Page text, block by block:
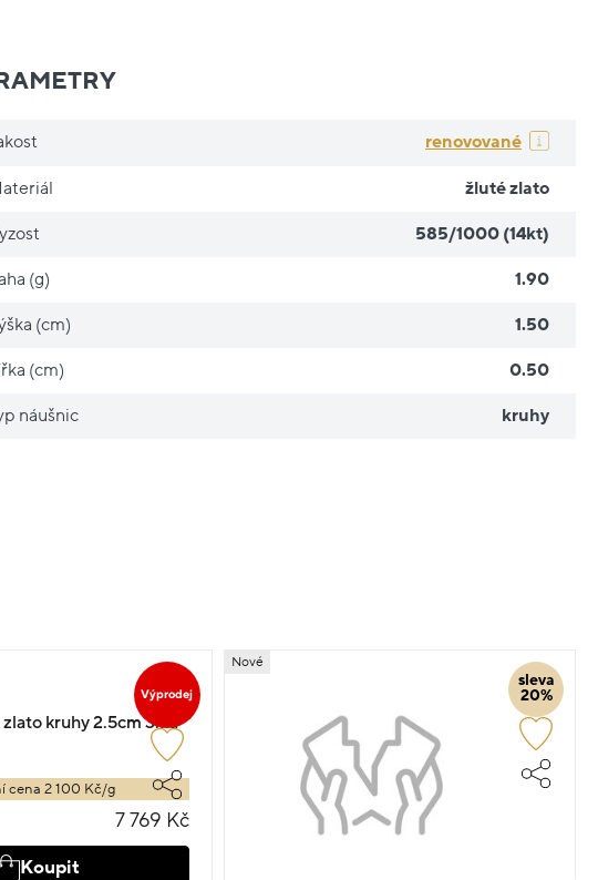
renovované
žluté zlato
585/1000 (14kt)
(g) 1.90
(cm) 1.50
(cm) 0.50
náušnic kruhy
Výprodej
kruhy 2.5cm 3.7g
cena 2 100 Kč/g
7 769 Kč
Koupit
sleva
20%
Nové